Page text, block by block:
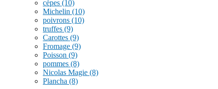
cèpes (10)
Michelin (10)
poivrons (10)
truffes (9)
Carottes (9)
Fromage (9)
Poisson (9)
pommes (8)
Nicolas Magie (8)
Plancha (8)